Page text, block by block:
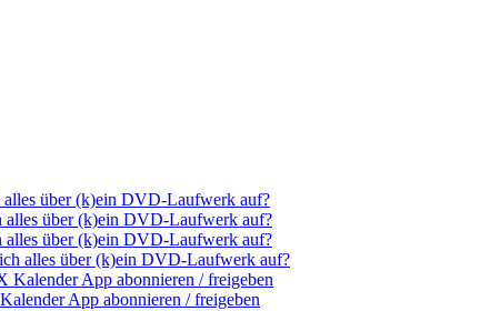
über (k)ein DVD-Laufwerk auf?
alles über (k)ein DVD-Laufwerk auf?
alles über (k)ein DVD-Laufwerk auf?
alles über (k)ein DVD-Laufwerk auf?
Kalender App abonnieren / freigeben
App abonnieren / freigeben